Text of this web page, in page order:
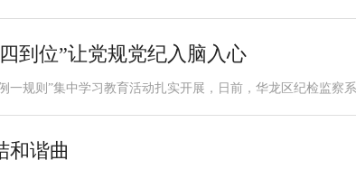
到位”让党规党纪入脑入心
一规则”集中学习教育活动扎实开展，日前，华龙区纪检监察
和谐曲